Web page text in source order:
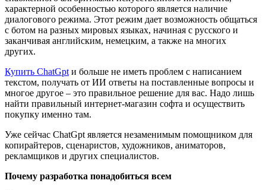
характерной особенностью которого является наличие
диалогового режима. Этот режим дает возможность общаться
с ботом на разных мировых языках, начиная с русского и
заканчивая английским, немецким, а также на многих
других.
Купить ChatGpt и больше не иметь проблем с написанием
текстом, получать от ИИ ответы на поставленные вопросы и
многое другое – это правильное решение для вас. Надо лишь
найти правильный интернет-магазин софта и осуществить
покупку именно там.
Уже сейчас ChatGpt является незаменимым помощником для
копирайтеров, сценаристов, художников, аниматоров,
рекламщиков и других специалистов.
Почему разработка понадобиться всем